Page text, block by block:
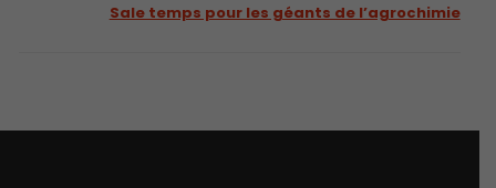
Sale temps pour les géants de l’agrochimie